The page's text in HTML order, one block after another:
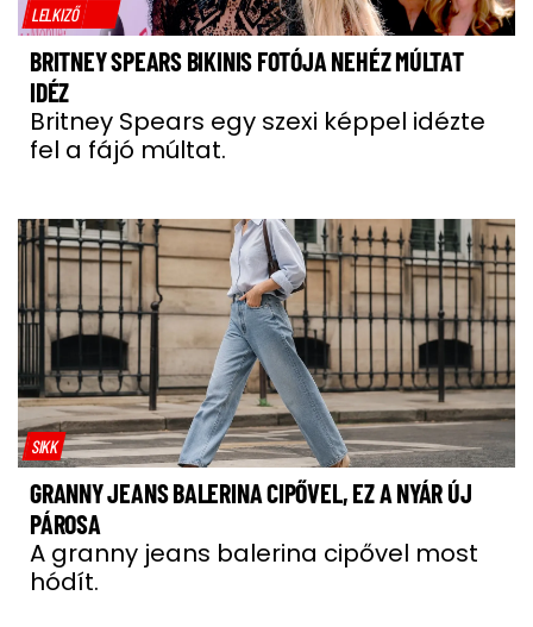
LELKIZŐ
BRITNEY SPEARS BIKINIS FOTÓJA NEHÉZ MÚLTAT
IDÉZ
Britney Spears egy szexi képpel idézte
fel a fájó múltat.
SIKK
GRANNY JEANS BALERINA CIPŐVEL, EZ A NYÁR ÚJ
PÁROSA
A granny jeans balerina cipővel most
hódít.